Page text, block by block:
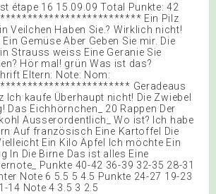
étape 16 15.09.09 Total Punkte: 42
Ein Pilz
Veilchen Haben Sie.? Wirklich nicht!
Ein Gemüse Aber Geben Sie mir. Die
Strauss weiss Eine Geranie Sie
Hör mal! grün Was ist das?
Eltern: Note: Nom:
Geradeaus
Ich kaufe Überhaupt nicht! Die Zwiebel
Das Eichhörnchen_ 20 Rappen Der
Ausserordentlich_ Wo ist? Ich habe
Auf französisch Eine Kartoffel Die
Ein Kilo Äpfel Ich möchte Ein
In Die Birne Das ist alles Eine
Punkte 40-42 36-39 32-35 28-31
Note 6 5.5 5 4.5 Punkte 24-27 19-23
14 Note 4 3.5 3 2.5